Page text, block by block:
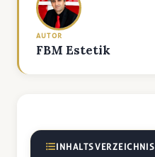
AUTOR
FBM Estetik
INHALTSVERZEICHNIS